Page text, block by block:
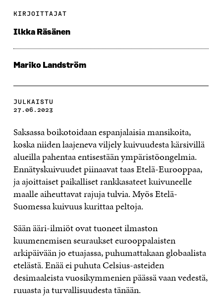
KIRJOITTAJAT
Ilkka Räsänen
Mariko Landström
JULKAISTU
27.06.2023
Saksassa boikotoidaan espanjalaisia mansikoita,
koska niiden laajeneva viljely kuivuudesta kärsivillä
alueilla pahentaa entisestään ympäristöongelmia.
Ennätyskuivuudet piinaavat taas Etelä-Eurooppaa,
ja ajoittaiset paikalliset rankkasateet kuivuneelle
maalle aiheuttavat rajuja tulvia. Myös Etelä-
Suomessa kuivuus kurittaa peltoja.
Sään ääri-ilmiöt ovat tuoneet ilmaston
kuumenemisen seuraukset eurooppalaisten
arkipäivään jo etuajassa, puhumattakaan globaalista
etelästä. Enää ei puhuta Celsius-asteiden
desimaaleista vuosikymmenien päässä vaan vedestä,
ruuasta ja turvallisuudesta tänään.